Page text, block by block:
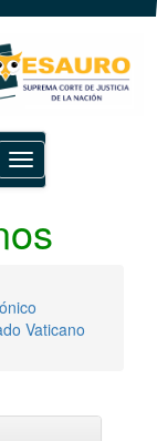
Toggle
navigation
Vaticano